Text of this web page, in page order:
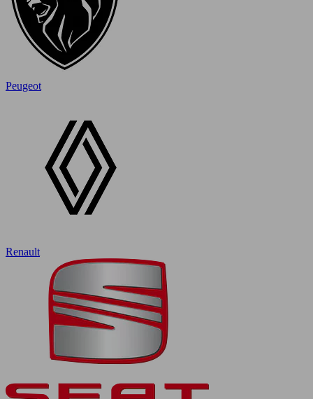
Peugeot
Renault